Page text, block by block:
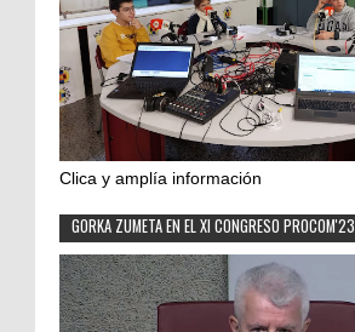
Clica y amplía información
GORKA ZUMETA EN EL XI CONGRESO PROCOM'23